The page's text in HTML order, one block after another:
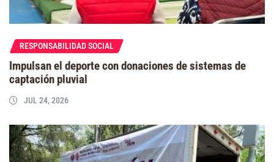
RESPONSABILIDAD SOCIAL
Impulsan el deporte con donaciones de sistemas de
captación pluvial
JUL 24, 2026